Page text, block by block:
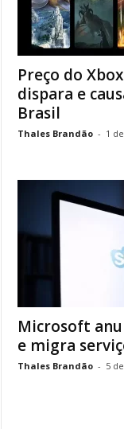
Preço do
dispara e
Brasil
Thales Brandão - 1
Microsoft
e migra
Thales Brandão - 5